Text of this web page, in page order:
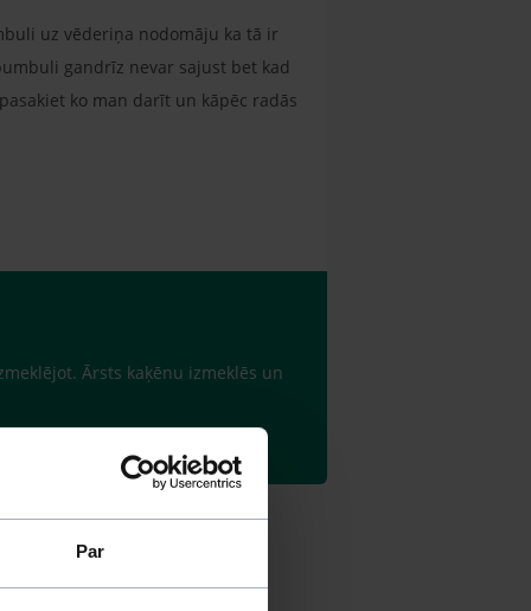
Par
uz vēderiņa nodomāju ka tā ir
gandrīz nevar sajust bet kad
ko man darīt un kāpēc radās
Ārsts kaķēnu izmeklēs un